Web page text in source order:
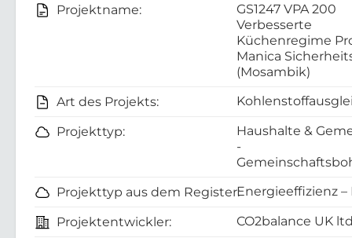
Projektname:
GS1247 VPA 200
Verbesserte
Küchenregime
Manica
(Mosambik)
Art des Projekts:
Projekttyp:
Haushalte &
-
Projekttyp aus dem Register:Energieeffizienz –
Projektentwickler: CO2balance UK